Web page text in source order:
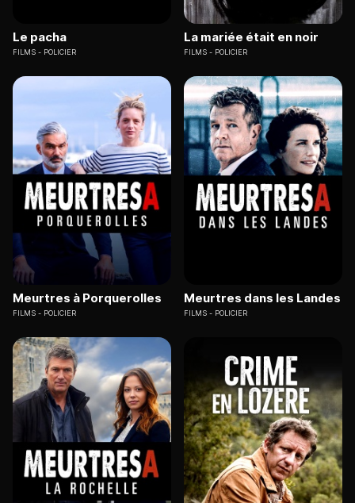
Le pacha
FILMS POLICIER
La mariée était en noir
FILMS POLICIER
Meurtres à Porquerolles
FILMS POLICIER
Meurtres dans les Landes
FILMS POLICIER